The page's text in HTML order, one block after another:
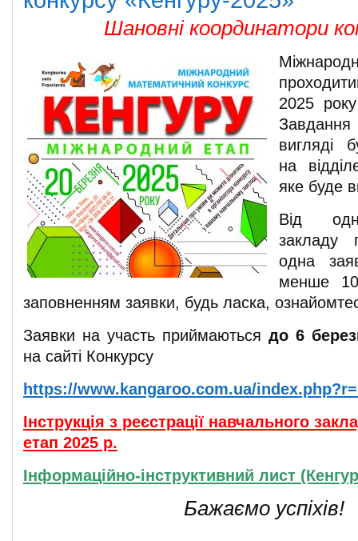
Шановні координатори
2025
вигляді
на
яке буде
Від
закладу
одна
менше 10
заповненням заявки, будь ласка,
Заявки на участь приймаються до 6
на сайті Конкурсу
https://www.kangaroo.com.ua/
Інструкція з реєстрації навчального
етап 2025 р.
Інформаційно-інструктивний лист
Бажаємо успіхів!